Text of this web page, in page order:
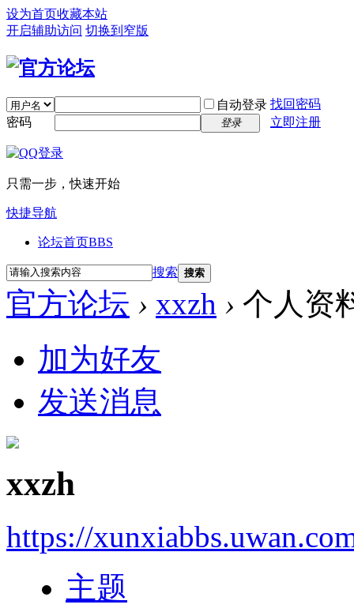
设为首页收藏本站
开启辅助访问 切换到窄版
自动登录 找回密码
密码
登录 立即注册
只需一步，快速开始
快捷导航
论坛首页BBS
搜索 搜索
官方论坛 › xxzh › 个人资
加为好友
发送消息
xxzh
https://
主题